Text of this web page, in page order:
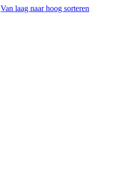
Van laag naar hoog sorteren